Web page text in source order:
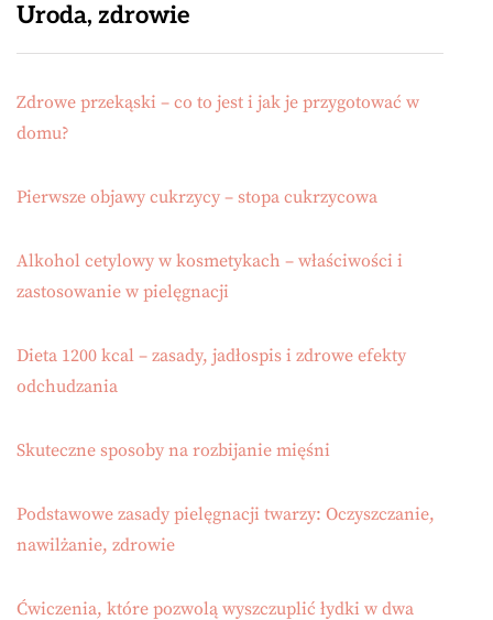
Uroda, zdrowie
Zdrowe przekąski – co to jest i jak je przygotować w
domu?
Pierwsze objawy cukrzycy – stopa cukrzycowa
Alkohol cetylowy w kosmetykach – właściwości i
zastosowanie w pielęgnacji
Dieta 1200 kcal – zasady, jadłospis i zdrowe efekty
odchudzania
Skuteczne sposoby na rozbijanie mięśni
Podstawowe zasady pielęgnacji twarzy: Oczyszczanie,
nawilżanie, zdrowie
Ćwiczenia, które pozwolą wyszczuplić łydki w dwa